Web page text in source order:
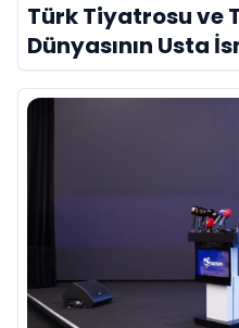
Türk Tiyatrosu ve
Dünyasının Usta
Hayatını Kaybetti